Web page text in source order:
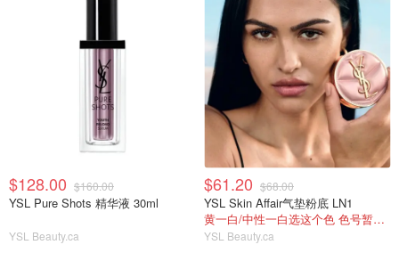
$128.00 $160.00
YSL Pure Shots 精华液 30ml
YSL Beauty.ca
$61.20 $68.00
YSL Skin Affair气垫粉底 LN1
黄一白/中性一白选这个色 色号暂时缺货
YSL Beauty.ca